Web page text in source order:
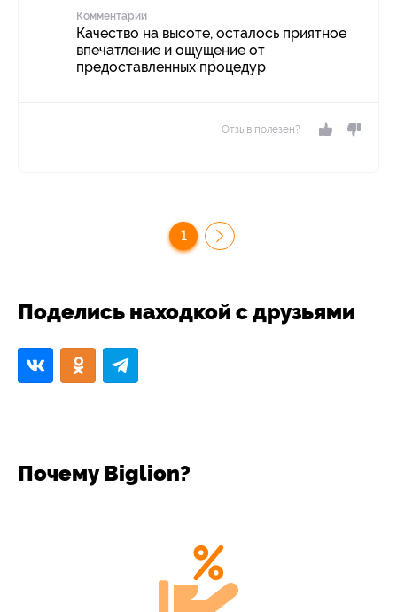
Комментарий
Качество на высоте, осталось приятное
впечатление и ощущение от
предоставленных процедур
Отзыв полезен?
1
Поделись находкой с друзьями
Почему Biglion?